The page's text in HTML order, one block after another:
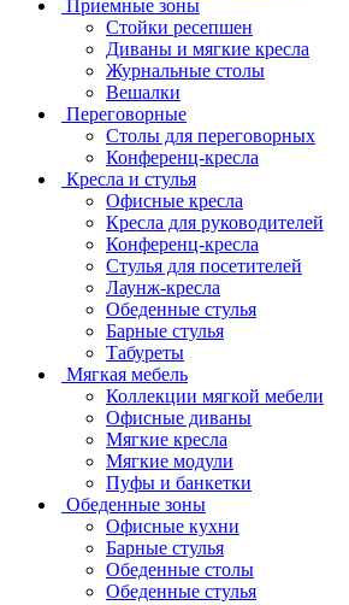
Приемные зоны
Стойки ресепшен
Диваны и мягкие кресла
Журнальные столы
Вешалки
Переговорные
Столы для переговорных
Конференц-кресла
Кресла и стулья
Офисные кресла
Кресла для руководителей
Конференц-кресла
Стулья для посетителей
Лаунж-кресла
Обеденные стулья
Барные стулья
Табуреты
Мягкая мебель
Коллекции мягкой мебели
Офисные диваны
Мягкие кресла
Мягкие модули
Пуфы и банкетки
Обеденные зоны
Офисные кухни
Барные стулья
Обеденные столы
Обеденные стулья